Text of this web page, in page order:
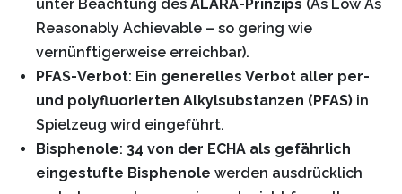
unter Beachtung des ALARA-Prinzips (As Low As
Reasonably Achievable – so gering wie
vernünftigerweise erreichbar).
PFAS-Verbot: Ein generelles Verbot aller per-
und polyfluorierten Alkylsubstanzen (PFAS) in
Spielzeug wird eingeführt.
Bisphenole: 34 von der ECHA als gefährlich
eingestufte Bisphenole werden ausdrücklich